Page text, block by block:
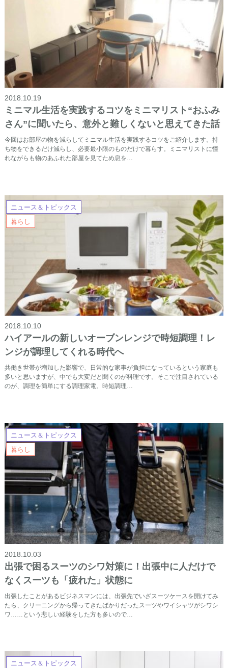
2018.10.19
ミニマル生活を実践するコツをミニマリスト“おふみ
さん”に聞いたら、意外と難しくないと思えてきた話
今回はお部屋の物を減らしてミニマル生活を実践するコツをご紹介します。持
ち物をできるだけ減らし、必要最小限のものだけで暮らす。ミニマリストに憧
れながらも物のあふれた部屋を見てため息を…
ニュース＆トピックス
暮らし
2018.10.10
ハイアールの新しいオーブンレンジで時短調理！レ
ンジが調理してくれる時代へ
共働き世帯が増加した影響で、日常的な家事が負担になっているという家庭も
多いと思いますが、中でも大変だと聞くのが料理です。そこで注目されている
のが、調理を簡単にする調理家電。時短調理…
ニュース＆トピックス
暮らし
2018.10.03
出張で困るスーツのシワ対策に！出張中に人だけで
なくスーツも「疲れた」状態に
出張したことがあるビジネスマンには、出張先でいざスーツケースを開けてみ
たら、クリーニングから帰ってきたばかりだったスーツやワイシャツがシワシ
ワ……という悲しい経験をした方も多いので…
ニュース＆トピックス